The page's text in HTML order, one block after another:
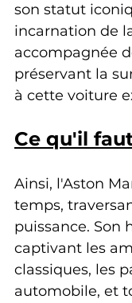
son statut
incarnation de
accompagnée
préservant la
à cette voiture
Ce qu'il
Ainsi, l'Aston
temps,
puissance. Son
captivant les
classiques, les
automobile, et